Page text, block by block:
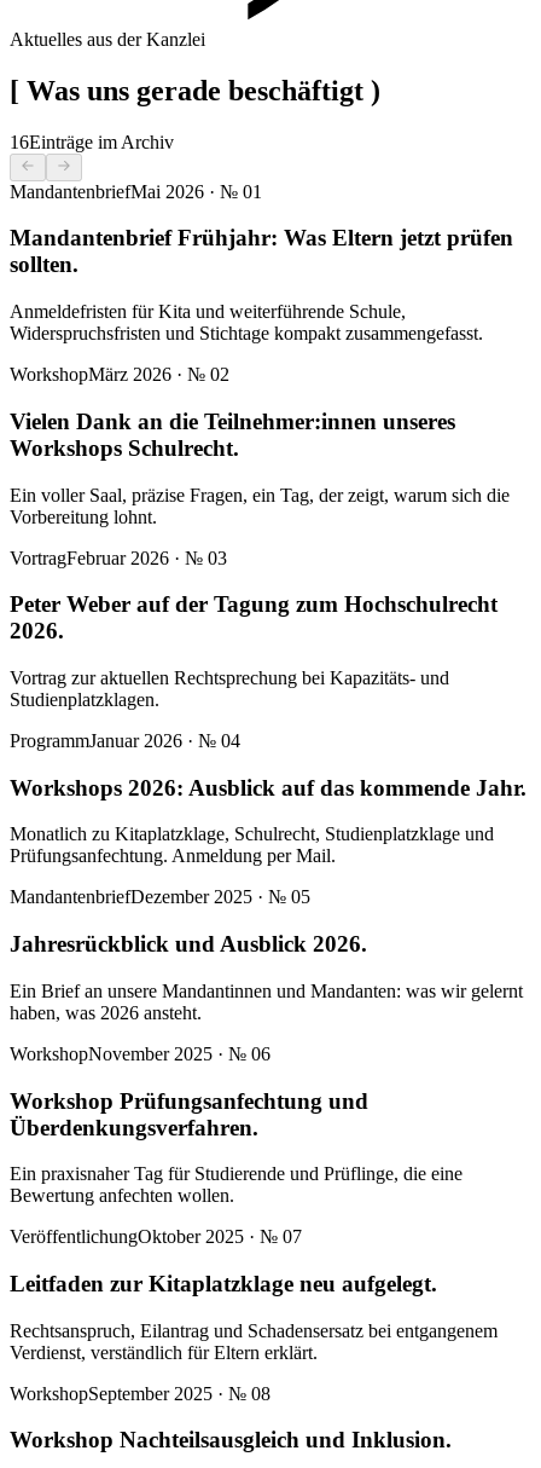
Aktuelles aus der Kanzlei
[ Was uns gerade beschäftigt )
16Einträge im Archiv
MandantenbriefMai 2026 · № 01
Mandantenbrief Frühjahr: Was Eltern jetzt prüfen
sollten.
Anmeldefristen für Kita und weiterführende Schule,
Widerspruchsfristen und Stichtage kompakt zusammengefasst.
WorkshopMärz 2026 · № 02
Vielen Dank an die Teilnehmer:innen unseres
Workshops Schulrecht.
Ein voller Saal, präzise Fragen, ein Tag, der zeigt, warum sich die
Vorbereitung lohnt.
VortragFebruar 2026 · № 03
Peter Weber auf der Tagung zum Hochschulrecht
2026.
Vortrag zur aktuellen Rechtsprechung bei Kapazitäts- und
Studienplatzklagen.
ProgrammJanuar 2026 · № 04
Workshops 2026: Ausblick auf das kommende Jahr.
Monatlich zu Kitaplatzklage, Schulrecht, Studienplatzklage und
Prüfungsanfechtung. Anmeldung per Mail.
MandantenbriefDezember 2025 · № 05
Jahresrückblick und Ausblick 2026.
Ein Brief an unsere Mandantinnen und Mandanten: was wir gelernt
haben, was 2026 ansteht.
WorkshopNovember 2025 · № 06
Workshop Prüfungsanfechtung und
Überdenkungsverfahren.
Ein praxisnaher Tag für Studierende und Prüflinge, die eine
Bewertung anfechten wollen.
VeröffentlichungOktober 2025 · № 07
Leitfaden zur Kitaplatzklage neu aufgelegt.
Rechtsanspruch, Eilantrag und Schadensersatz bei entgangenem
Verdienst, verständlich für Eltern erklärt.
WorkshopSeptember 2025 · № 08
Workshop Nachteilsausgleich und Inklusion.